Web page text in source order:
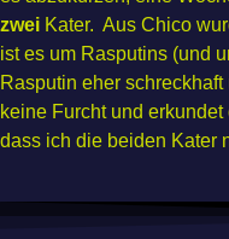
zwei Kater. Aus Chico
ist es um Rasputins (und
Rasputin eher
keine Furcht und
dass ich die beiden Kater